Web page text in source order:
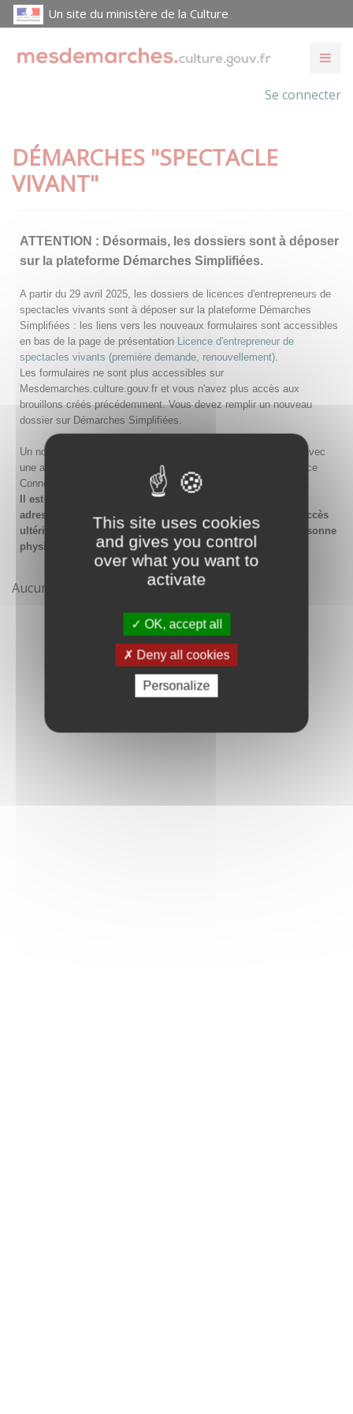
This site uses cookies
and gives you control
over what you want to
activate
OK, accept all
Deny all cookies
Personalize
Un site du ministère de la Culture
Se connecter
DÉMARCHES "SPECTACLE
VIVANT"
ATTENTION : Désormais, les dossiers sont à déposer
sur la plateforme Démarches Simplifiées.
A partir du 29 avril 2025, les dossiers de licences d'entrepreneurs de
spectacles vivants sont à déposer sur la plateforme Démarches
Simplifiées : les liens vers les nouveaux formulaires sont accessibles
en bas de la page de présentation Licence d'entrepreneur de
spectacles vivants (première demande, renouvellement).
Les formulaires ne sont plus accessibles sur
Mesdemarches.culture.gouv.fr et vous n'avez plus accès aux
brouillons créés précédemment. Vous devez remplir un nouveau
dossier sur Démarches Simplifiées.
Un nouveau compte doit être créé sur Démarches Simplifiées avec
une adresse email et un mot de passe, ou en passant par France
Connect.
Il est conseillé lors de la création du compte de saisir une
adresse email générique de l'organisme afin de garantir l'accès
ultérieur au compte même en cas de changement de la personne
physique gestionnaire.
Aucune démarche pour le moment